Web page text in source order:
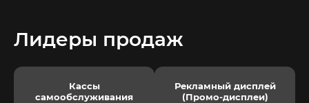
Лидеры продаж
Кассы
самообслуживания
Рекламный дисплей
(Промо-дисплеи)